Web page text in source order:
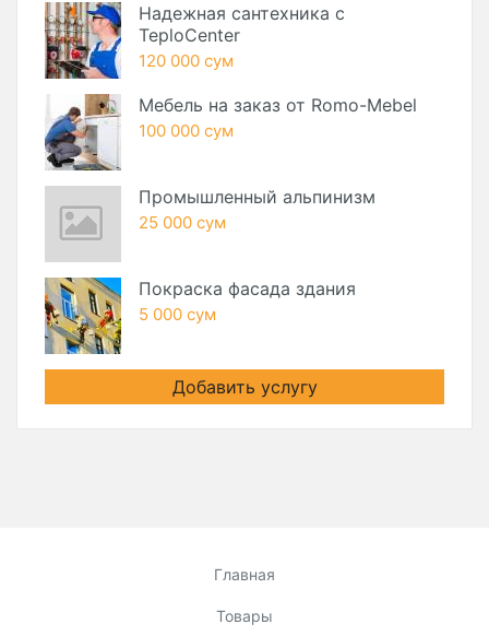
Надежная сантехника с
TeploCenter
120 000 сум
Мебель на заказ от Romo-Mebel
100 000 сум
Промышленный альпинизм
25 000 сум
Покраска фасада здания
5 000 сум
Добавить услугу
Главная
Товары